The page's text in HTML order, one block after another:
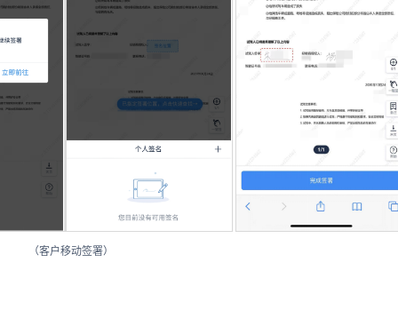
（客户移动签署）